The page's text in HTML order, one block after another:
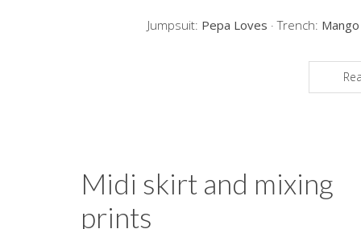
Jumpsuit: Pepa Loves · Trench: Mango
Midi skirt and mixing
prints